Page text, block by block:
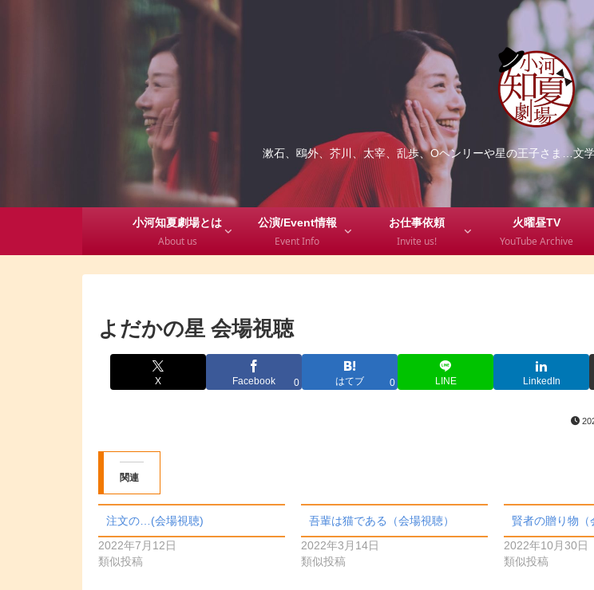
漱石、鴎外、芥川、太宰、乱歩、Oヘンリーや星の王子さま…文
小河知夏劇場とは
About us
公演/Event情報
Event Info
お仕事依頼
Invite us!
火曜昼TV
YouTube Archive
よだかの星 会場視聴
X Facebook 0 はてブ 0 LINE LinkedIn
関連
注文の…(会場視聴)
2022年7月12日
類似投稿
吾輩は猫である（会場視聴）
2022年3月14日
類似投稿
賢者の贈り物（
2022年10月30日
類似投稿